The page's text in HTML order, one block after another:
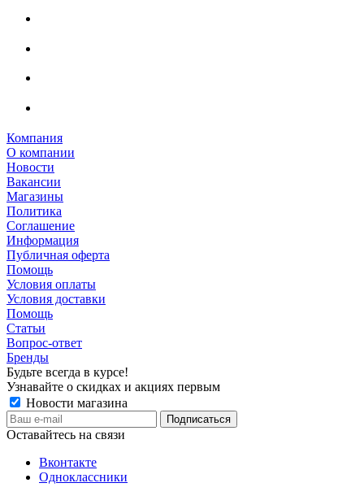
Компания
О компании
Новости
Вакансии
Магазины
Политика
Соглашение
Информация
Публичная оферта
Помощь
Условия оплаты
Условия доставки
Помощь
Статьи
Вопрос-ответ
Бренды
Будьте всегда в курсе!
Узнавайте о скидках и акциях первым
Новости магазина
Оставайтесь на связи
Вконтакте
Одноклассники